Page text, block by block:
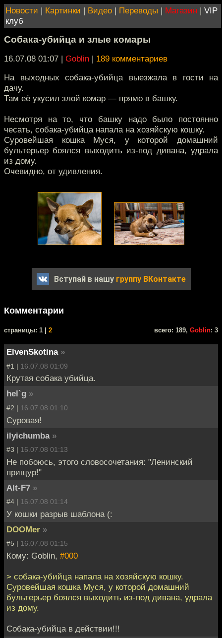
Новости | Картинки | Видео | Переводы | Магазин | VIP
клуб
Собака-убийца и злые комары
16.07.08 01:07 | Goblin | 189 комментариев
На выходных собака-убийца выезжала в гости на
дачу.
Там её укусил злой комар — прямо в башку.
Несмотря на то, что башку надо было постоянно
чесать, собака-убийца напала на хозяйскую кошку.
Суровейшая кошка Муся, у которой домашний
бультерьер боялся выходить из-под дивана, удрала
из дому.
Очевидно, от удивления.
Вступай в нашу группу ВКонтакте
Комментарии
cтраницы: 1 | 2 всего: 189, Goblin: 3
ElvenSkotina »
#1 | 16.07.08 01:09
Крутая собака убийца.
hel`g »
#2 | 16.07.08 01:10
Суровая!
ilyichumba »
#3 | 16.07.08 01:13
Не побоюсь, этого словосочетания: "Ленинский
прищур!"
Alt-F7 »
#4 | 16.07.08 01:14
У кошки разрыв шаблона (:
DOOMer »
#5 | 16.07.08 01:15
Кому: Goblin, #000
> собака-убийца напала на хозяйскую кошку.
Суровейшая кошка Муся, у которой домашний
бультерьер боялся выходить из-под дивана, удрала
из дому.
Собака-убийца в действии!!!